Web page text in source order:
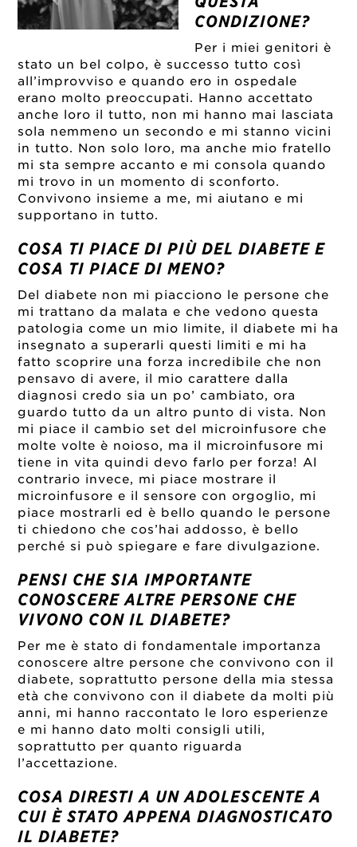
CONDIZIONE?
Per i miei genitori è
stato un bel colpo, è successo tutto così
all’improvviso e quando ero in ospedale
erano molto preoccupati. Hanno accettato
anche loro il tutto, non mi hanno mai lasciata
sola nemmeno un secondo e mi stanno vicini
in tutto. Non solo loro, ma anche mio fratello
mi sta sempre accanto e mi consola quando
mi trovo in un momento di sconforto.
Convivono insieme a me, mi aiutano e mi
supportano in tutto.
COSA TI PIACE DI PIÙ DEL DIABETE E
COSA TI PIACE DI MENO?
Del diabete non mi piacciono le persone che
mi trattano da malata e che vedono questa
patologia come un mio limite, il diabete mi ha
insegnato a superarli questi limiti e mi ha
fatto scoprire una forza incredibile che non
pensavo di avere, il mio carattere dalla
diagnosi credo sia un po’ cambiato, ora
guardo tutto da un altro punto di vista. Non
mi piace il cambio set del microinfusore che
molte volte è noioso, ma il microinfusore mi
tiene in vita quindi devo farlo per forza! Al
contrario invece, mi piace mostrare il
microinfusore e il sensore con orgoglio, mi
piace mostrarli ed è bello quando le persone
ti chiedono che cos’hai addosso, è bello
perché si può spiegare e fare divulgazione.
PENSI CHE SIA IMPORTANTE
CONOSCERE ALTRE PERSONE CHE
VIVONO CON IL DIABETE?
Per me è stato di fondamentale importanza
conoscere altre persone che convivono con il
diabete, soprattutto persone della mia stessa
età che convivono con il diabete da molti più
anni, mi hanno raccontato le loro esperienze
e mi hanno dato molti consigli utili,
soprattutto per quanto riguarda
l’accettazione.
COSA DIRESTI A UN ADOLESCENTE A
CUI È STATO APPENA DIAGNOSTICATO
IL DIABETE?